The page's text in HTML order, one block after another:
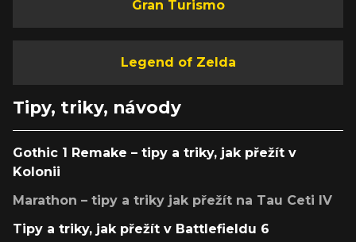
Gran Turismo
Legend of Zelda
Tipy, triky, návody
Gothic 1 Remake – tipy a triky, jak přežít v
Kolonii
Marathon – tipy a triky jak přežít na Tau Ceti IV
Tipy a triky, jak přežít v Battlefieldu 6